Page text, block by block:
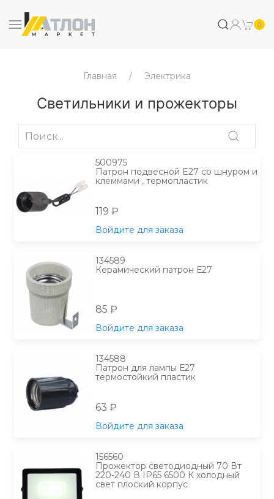
0
Главная Электрика
Светильники и прожекторы
500975
Патрон подвесной E27 со шнуром и
клеммами , термопластик
119 ₽
Войдите для заказа
134589
Керамический патрон Е27
85 ₽
Войдите для заказа
134588
Патрон для лампы Е27
термостойкий пластик
63 ₽
Войдите для заказа
156560
Прожектор светодиодный 70 Вт
220-240 В IP65 6500 К холодный
свет плоский корпус